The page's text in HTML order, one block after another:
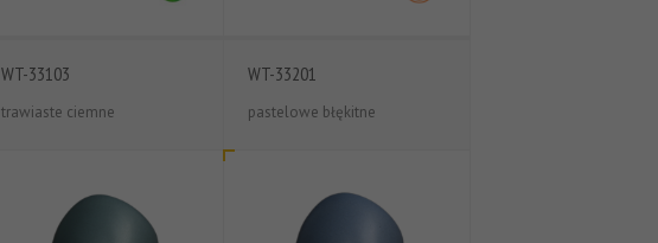
WT-33103
trawiaste ciemne
WT-33201
pastelowe błękitne